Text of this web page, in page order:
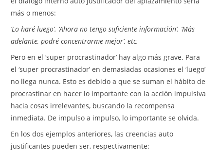
más o menos:
‘Lo haré luego’. ‘Ahora no tengo suficiente información’. ‘Más
adelante, podré concentrarme mejor’, etc.
Pero en el ‘super procrastinador’ hay algo más grave. Para
el ‘super procrastinador’ en demasiadas ocasiones el ‘luego’
no llega nunca. Esto es debido a que se suman el hábito de
procrastinar en hacer lo importante con la acción impulsiva
hacia cosas irrelevantes, buscando la recompensa
inmediata. De impulso a impulso, lo importante se olvida.
En los dos ejemplos anteriores, las creencias auto
justificantes pueden ser, respectivamente: